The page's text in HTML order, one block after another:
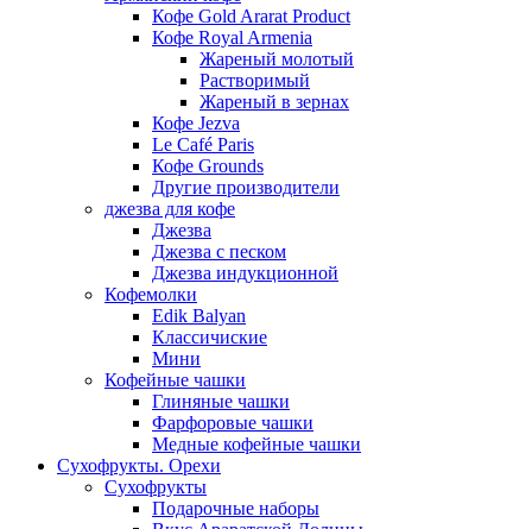
Кофе Gold Ararat Product
Кофе Royal Armenia
Жареный молотый
Растворимый
Жареный в зернах
Кофе Jezva
Le Café Paris
Кофе Grounds
Другие производители
джезва для кофе
Джезва
Джезва с песком
Джезва индукционной
Кофемолки
Edik Balyan
Классичиские
Мини
Кофейные чашки
Глиняные чашки
Фарфоровые чашки
Медные кофейные чашки
Сухофрукты. Орехи
Сухофрукты
Подарочные наборы